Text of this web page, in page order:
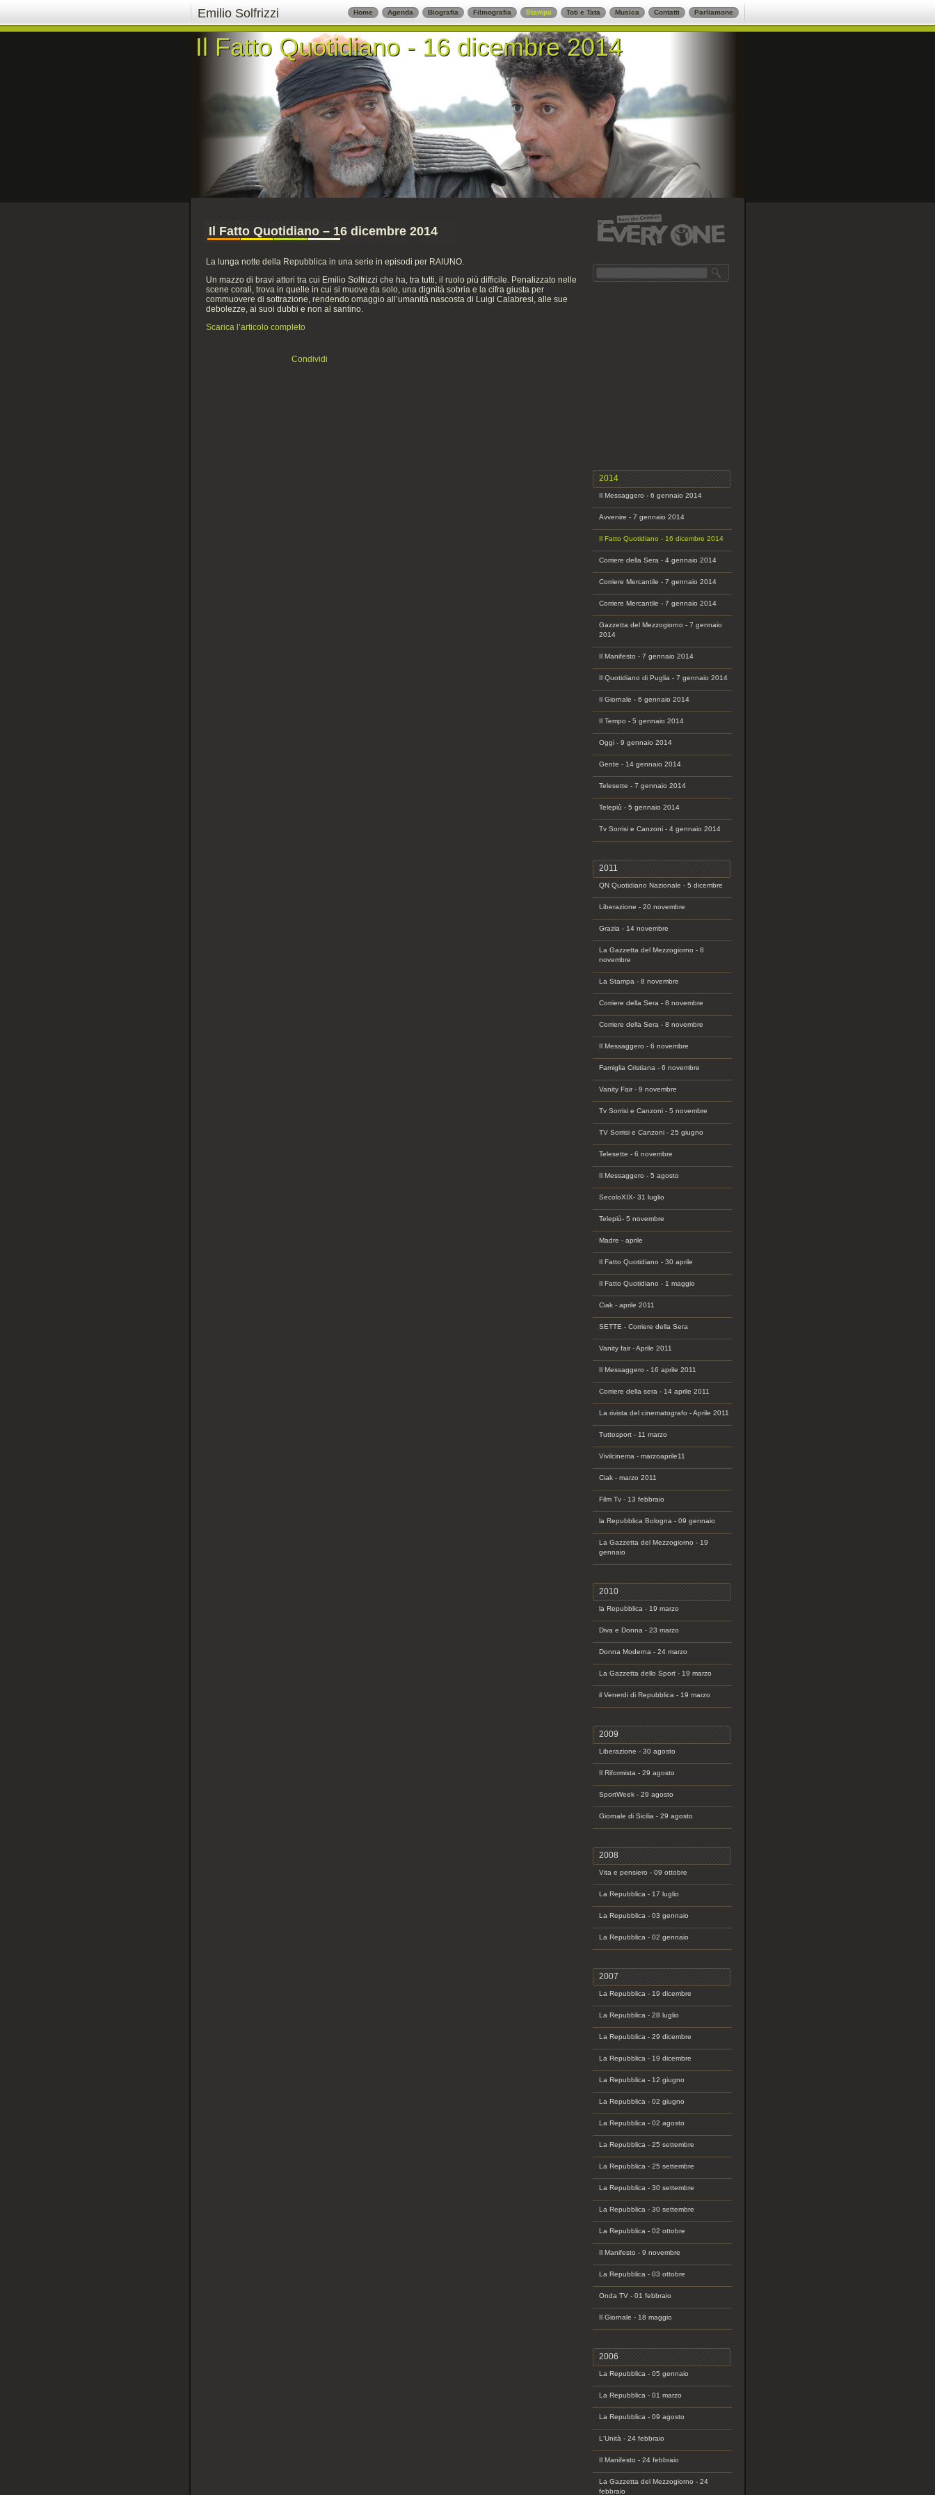
Emilio Solfrizzi Home Agenda Biografia Filmografia Stampa Toti e Tata Musica Contatti Parliamone
Il Fatto Quotidiano - 16 dicembre 2014
Il Fatto Quotidiano - 16 dicembre 2014
Il Fatto Quotidiano – 16 dicembre 2014
La lunga notte della Repubblica in una serie in episodi per RAIUNO.
Un mazzo di bravi attori tra cui Emilio Solfrizzi che ha, tra tutti, il ruolo più difficile. Penalizzato nelle
scene corali, trova in quelle in cui si muove da solo, una dignità sobria e la cifra giusta per
commuovere di sottrazione, rendendo omaggio all’umanità nascosta di Luigi Calabresi, alle sue
debolezze, ai suoi dubbi e non al santino.
Scarica l’articolo completo
Condividi
2014
Il Messaggero - 6 gennaio 2014
Avvenire - 7 gennaio 2014
Il Fatto Quotidiano - 16 dicembre 2014
Corriere della Sera - 4 gennaio 2014
Corriere Mercantile - 7 gennaio 2014
Corriere Mercantile - 7 gennaio 2014
Gazzetta del Mezzogiorno - 7 gennaio
2014
Il Manifesto - 7 gennaio 2014
Il Quotidiano di Puglia - 7 gennaio 2014
Il Giornale - 6 gennaio 2014
Il Tempo - 5 gennaio 2014
Oggi - 9 gennaio 2014
Gente - 14 gennaio 2014
Telesette - 7 gennaio 2014
Telepiù - 5 gennaio 2014
Tv Sorrisi e Canzoni - 4 gennaio 2014
2011
QN Quotidiano Nazionale - 5 dicembre
Liberazione - 20 novembre
Grazia - 14 novembre
La Gazzetta del Mezzogiorno - 8
novembre
La Stampa - 8 novembre
Corriere della Sera - 8 novembre
Corriere della Sera - 8 novembre
Il Messaggero - 6 novembre
Famiglia Cristiana - 6 novembre
Vanity Fair - 9 novembre
Tv Sorrisi e Canzoni - 5 novembre
TV Sorrisi e Canzoni - 25 giugno
Telesette - 6 novembre
Il Messaggero - 5 agosto
SecoloXIX- 31 luglio
Telepiù- 5 novembre
Madre - aprile
Il Fatto Quotidiano - 30 aprile
Il Fatto Quotidiano - 1 maggio
Ciak - aprile 2011
SETTE - Corriere della Sera
Vanity fair - Aprile 2011
Il Messaggero - 16 aprile 2011
Corriere della sera - 14 aprile 2011
La rivista del cinematografo - Aprile 2011
Tuttosport - 11 marzo
Vivilcinema - marzoaprile11
Ciak - marzo 2011
Film Tv - 13 febbraio
la Repubblica Bologna - 09 gennaio
La Gazzetta del Mezzogiorno - 19
gennaio
2010
la Repubblica - 19 marzo
Diva e Donna - 23 marzo
Donna Moderna - 24 marzo
La Gazzetta dello Sport - 19 marzo
il Venerdi di Repubblica - 19 marzo
2009
Liberazione - 30 agosto
Il Riformista - 29 agosto
SportWeek - 29 agosto
Giornale di Sicilia - 29 agosto
2008
Vita e pensiero - 09 ottobre
La Repubblica - 17 luglio
La Repubblica - 03 gennaio
La Repubblica - 02 gennaio
2007
La Repubblica - 19 dicembre
La Repubblica - 28 luglio
La Repubblica - 29 dicembre
La Repubblica - 19 dicembre
La Repubblica - 12 giugno
La Repubblica - 02 giugno
La Repubblica - 02 agosto
La Repubblica - 25 settembre
La Repubblica - 25 settembre
La Repubblica - 30 settembre
La Repubblica - 30 settembre
La Repubblica - 02 ottobre
Il Manifesto - 9 novembre
La Repubblica - 03 ottobre
Onda TV - 01 febbraio
Il Giornale - 18 maggio
2006
La Repubblica - 05 gennaio
La Repubblica - 01 marzo
La Repubblica - 09 agosto
L'Unità - 24 febbraio
Il Manifesto - 24 febbraio
La Gazzetta del Mezzogiorno - 24
febbraio